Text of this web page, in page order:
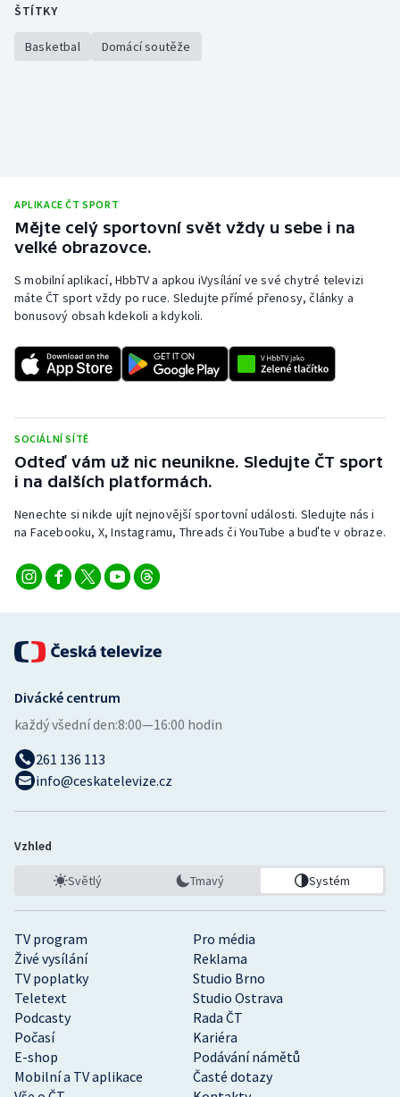
ŠTÍTKY
Basketbal Domácí soutěže
APLIKACE ČT SPORT
Mějte celý sportovní svět vždy u sebe i na
velké obrazovce.
S mobilní aplikací, HbbTV a apkou iVysílání ve své chytré televizi
máte ČT sport vždy po ruce. Sledujte přímé přenosy, články a
bonusový obsah kdekoli a kdykoli.
SOCIÁLNÍ SÍTĚ
Odteď vám už nic neunikne. Sledujte ČT sport
i na dalších platformách.
Nenechte si nikde ujít nejnovější sportovní události. Sledujte nás i
na Facebooku, X, Instagramu, Threads či YouTube a buďte v obraze.
TV program
Pro média
Živé vysílání
Reklama
TV poplatky
Studio Brno
Teletext
Studio Ostrava
Podcasty
Rada ČT
Počasí
Kariéra
E-shop
Podávání námětů
Mobilní a TV aplikace
Časté dotazy
Divácké centrum
každý všední den:8:00—16:00 hodin
261 136 113
info@ceskatelevize.cz
Vzhled
Světlý Tmavý Systém